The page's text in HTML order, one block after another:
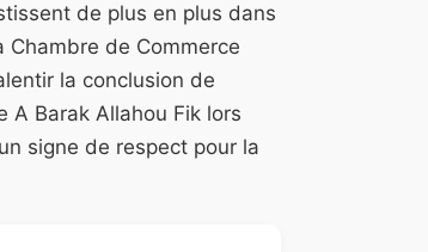
de plus en plus dans
de Commerce
la conclusion de
A Barak Allahou Fik lors
signe de respect pour la